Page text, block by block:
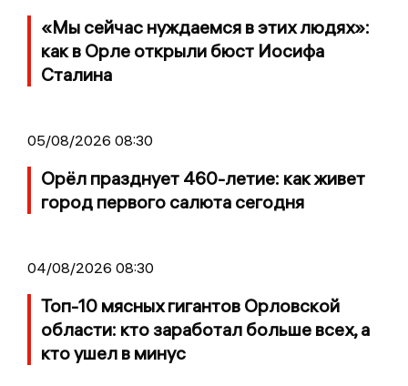
«Мы сейчас нуждаемся в этих людях»:
как в Орле открыли бюст Иосифа
Сталина
05/08/2026 08:30
Орёл празднует 460-летие: как живет
город первого салюта сегодня
04/08/2026 08:30
Топ-10 мясных гигантов Орловской
области: кто заработал больше всех, а
кто ушел в минус